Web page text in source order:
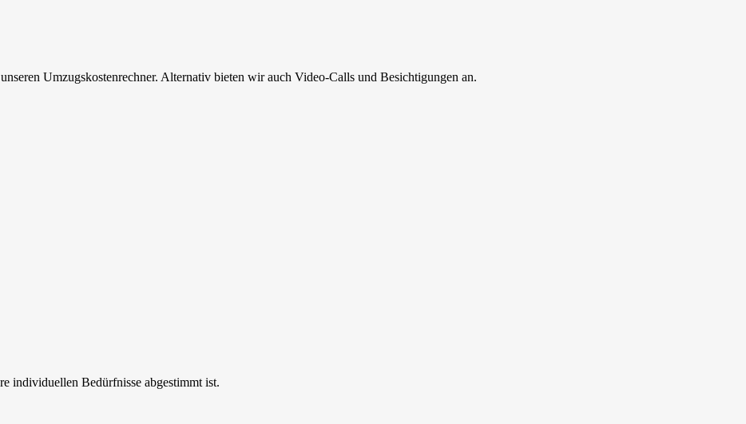
Umzugskostenrechner. Alternativ bieten wir auch Video-Calls und Besichtigungen an.
individuellen Bedürfnisse abgestimmt ist.